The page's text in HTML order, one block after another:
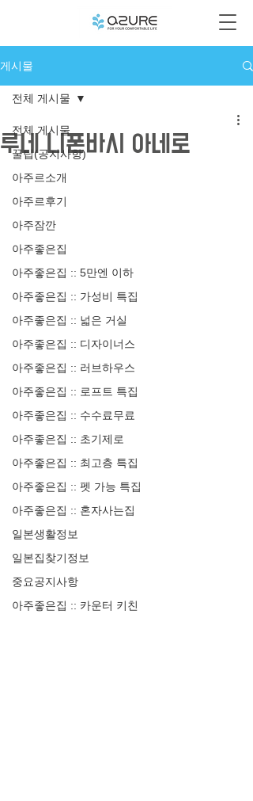
게시물
전체 게시물
꿀팁(공지사항)
아주르소개
아주르후기
아주잠깐
아주좋은집
아주좋은집 :: 5만엔 이하
아주좋은집 :: 가성비 특집
아주좋은집 :: 넓은 거실
아주좋은집 :: 디자이너스
아주좋은집 :: 러브하우스
아주좋은집 :: 로프트 특집
아주좋은집 :: 수수료무료
아주좋은집 :: 초기제로
아주좋은집 :: 최고층 특집
아주좋은집 :: 펫 가능 특집
아주좋은집 :: 혼자사는집
일본생활정보
일본집찾기정보
중요공지사항
아주좋은집 :: 카운터 키친
전체 게시물
루네 니폰바시 아네로